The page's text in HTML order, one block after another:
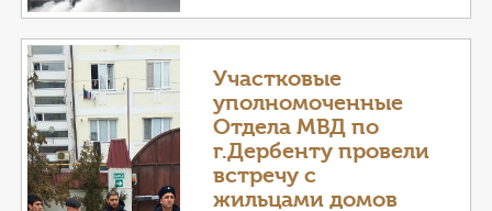
Участковые
уполномоченные
Отдела МВД по
г.Дербенту провели
встречу с
жильцами домов